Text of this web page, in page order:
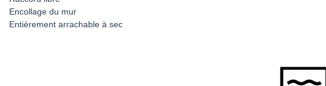
Encollage du mur
Entièrement arrachable à sec